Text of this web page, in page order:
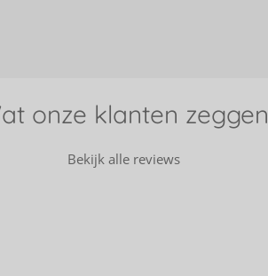
onze klanten zeggen
Bekijk alle reviews